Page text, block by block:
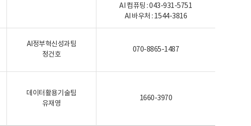
AI 컴퓨팅 : 043-931-5751
AI 바우처 : 1544-3816
AI정부혁신성과팀
정건호
070-8865-1487
데이터활용기술팀
유재영
1660-3970